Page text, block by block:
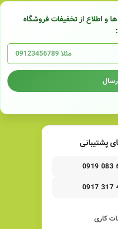
اطلاع از تخفیفات فروشگاه
پشتیبانی
0919 083
0917 317
کاری